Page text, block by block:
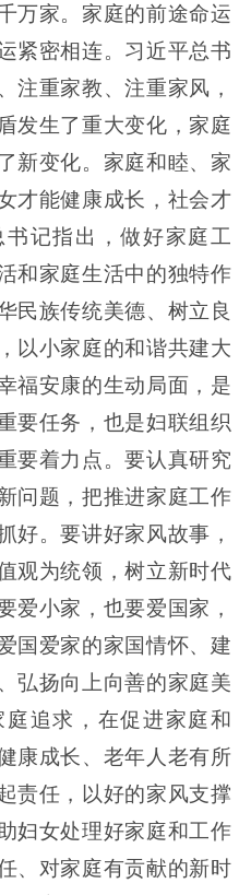
万家。家庭的前途命运
紧密相连。习近平总书
注重家教、注重家风，
发生了重大变化，家庭
新变化。家庭和睦、家
才能健康成长，社会才
记指出，做好家庭工
和家庭生活中的独特作
民族传统美德、树立良
以小家庭的和谐共建大
福安康的生动局面，是
要任务，也是妇联组织
要着力点。要认真研究
问题，把推进家庭工作
好。要讲好家风故事，
观为统领，树立新时代
爱小家，也要爱国家，
国爱家的家国情怀、建
弘扬向上向善的家庭美
追求，在促进家庭和
康成长、老年人老有所
责任，以好的家风支撑
妇女处理好家庭和工作
、对家庭有贡献的新时